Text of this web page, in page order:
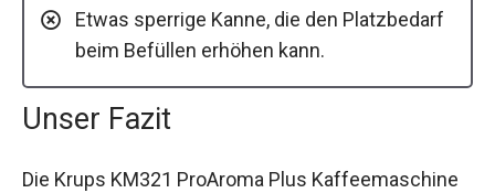
Etwas sperrige Kanne, die den Platzbedarf
beim Befüllen erhöhen kann.
Unser Fazit
Die Krups KM321 ProAroma Plus Kaffeemaschine